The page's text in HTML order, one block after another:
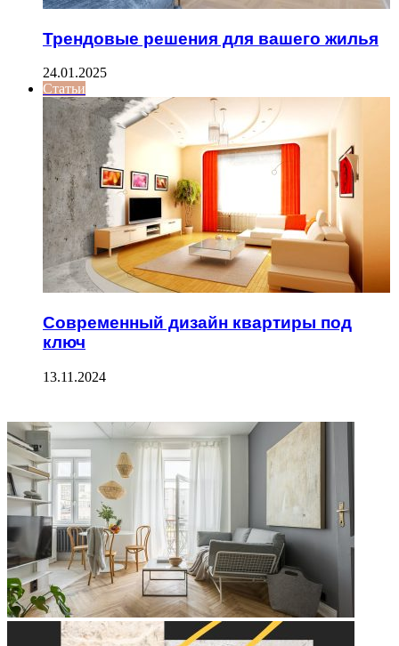
Трендовые решения для вашего жилья
24.01.2025
Статьи
Современный дизайн квартиры под
ключ
13.11.2024